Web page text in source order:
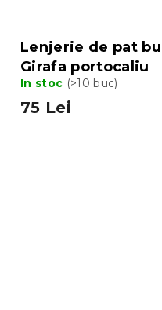
Lenjerie de pat
Girafa portocaliu
In stoc (>10 buc)
75 Lei